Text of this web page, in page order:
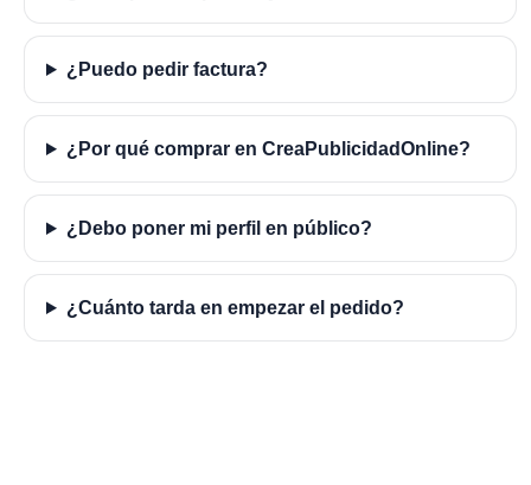
¿Puedo pedir factura?
¿Por qué comprar en CreaPublicidadOnline?
¿Debo poner mi perfil en público?
¿Cuánto tarda en empezar el pedido?